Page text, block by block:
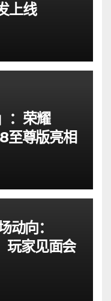
上线
：荣耀
至尊版亮相
动向：
家见面会